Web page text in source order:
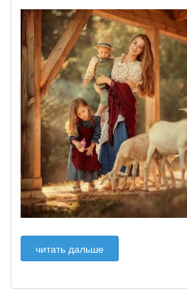
читать дальше